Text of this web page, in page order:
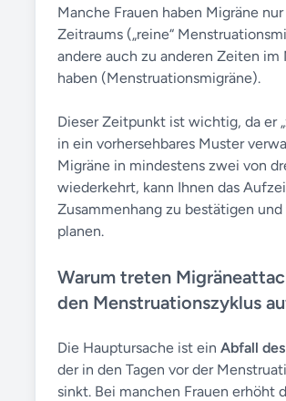
Manche Frauen haben Migräne
Zeitraums („reine“
andere auch zu anderen Zeiten im
haben (Menstruationsmigräne).
Dieser Zeitpunkt ist wichtig, da er
in ein vorhersehbares Muster
Migräne in mindestens zwei von
wiederkehrt, kann Ihnen das
Zusammenhang zu bestätigen und
planen.
Warum treten
den Menstruationszyklus
Die Hauptursache ist ein Abfall
der in den Tagen vor der
sinkt. Bei manchen Frauen erhöht